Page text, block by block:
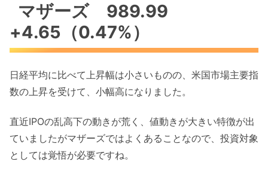
マザーズ 989.99
+4.65（0.47%）
日経平均に比べて上昇幅は小さいものの、米国市場主要指
数の上昇を受けて、小幅高になりました。
直近IPOの乱高下の動きが荒く、値動きが大きい特徴が出
ていましたがマザーズではよくあることなので、投資対象
としては覚悟が必要ですね。